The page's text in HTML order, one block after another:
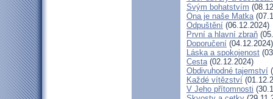
Svým bohatstvím
Ona je naše Matka
Odpuštění (06.12.2024)
První a hlavní zbraň
Doporučení (04.12.2024)
Láska a spokojenost
Cesta(02.12.2024)
Obdivuhodné tajemství
Každé vítězství
V Jeho přítomnosti